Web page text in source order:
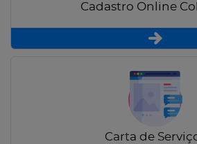
Cadastro Online
Carta de